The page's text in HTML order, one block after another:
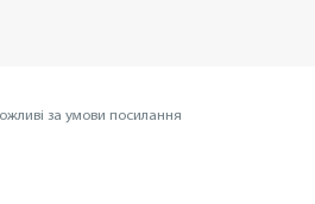
за умови посилання